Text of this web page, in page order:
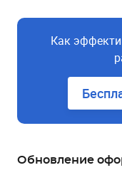
Как
Обновление